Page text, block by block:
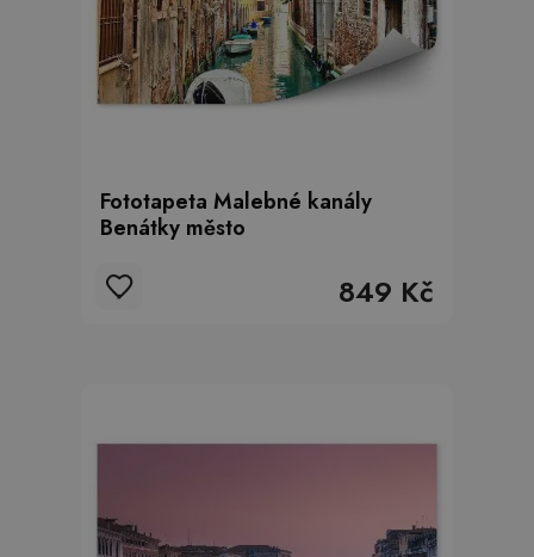
Fototapeta Malebné kanály
Benátky město
849 Kč